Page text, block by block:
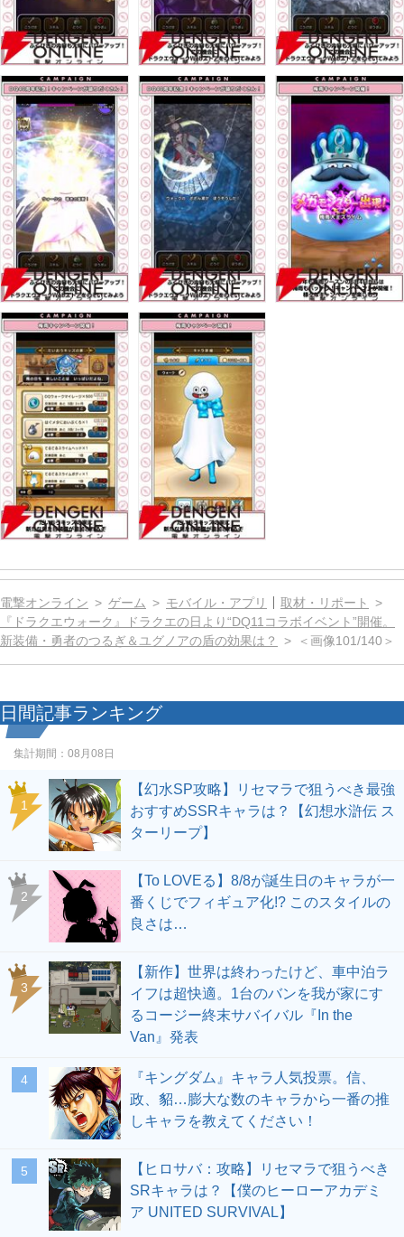
電撃オンライン ゲーム モバイル・アプリ
取材・リポート
『ドラクエウォーク』ドラクエの日より“DQ11コラボイベント”開催。
新装備・勇者のつるぎ＆ユグノアの盾の効果は？
＜画像101/140＞
日間記事ランキング
集計期間： 08月08日
1
【幻水SP攻略】リセマラで狙うべき最強
おすすめSSRキャラは？【幻想水滸伝 ス
ターリープ】
2
【To LOVEる】8/8が誕生日のキャラが一
番くじでフィギュア化!? このスタイルの
良さは…
3
【新作】世界は終わったけど、車中泊ラ
イフは超快適。1台のバンを我が家にす
るコージー終末サバイバル『In the
Van』発表
4
『キングダム』キャラ人気投票。信、
政、貂…膨大な数のキャラから一番の推
しキャラを教えてください！
5
【ヒロサバ：攻略】リセマラで狙うべき
SRキャラは？【僕のヒーローアカデミ
ア UNITED SURVIVAL】